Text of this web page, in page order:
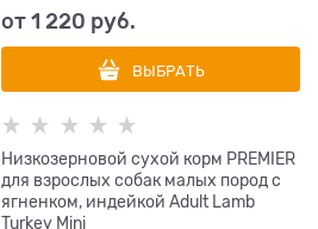
от1 220 руб.
ВЫБРАТЬ
Низкозерновой сухой корм PREMIER
для взрослых собак малых пород с
ягненком, индейкой Adult Lamb
Turkey Mini